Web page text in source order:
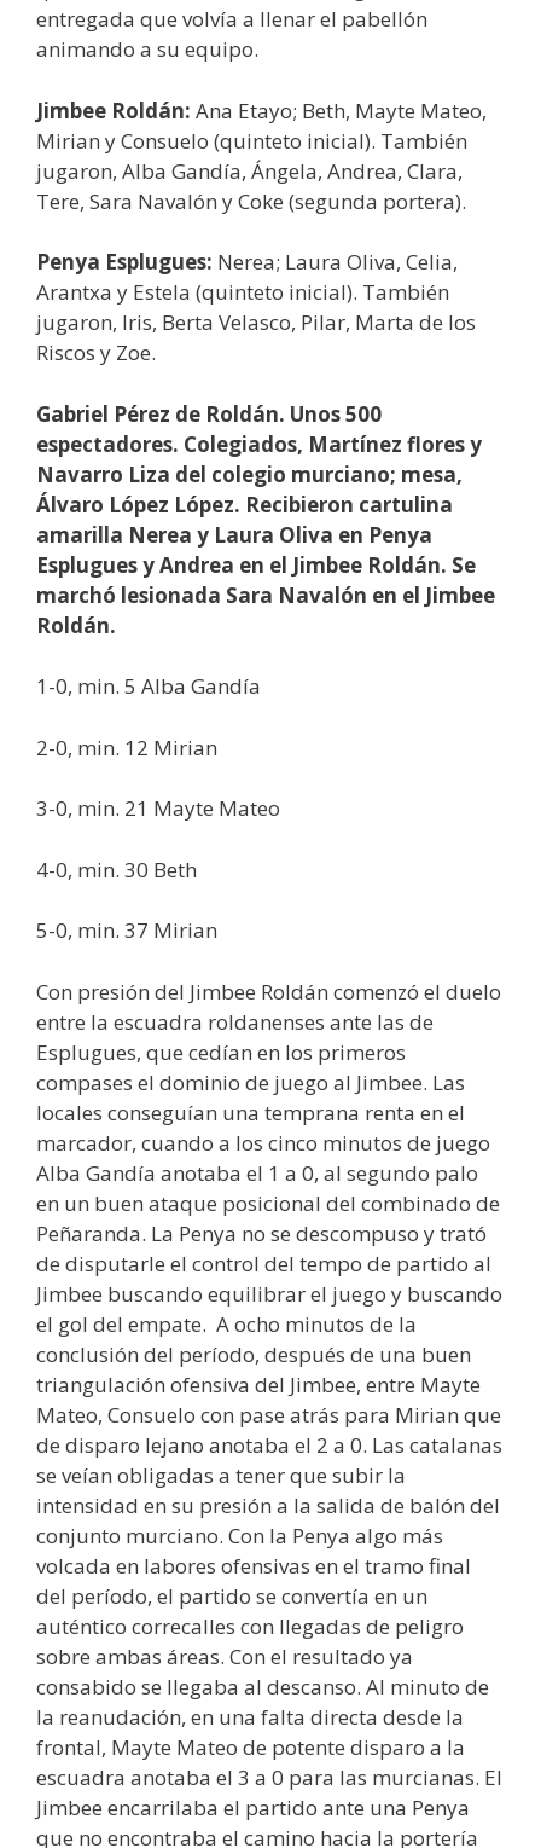
entregada que volvía a llenar el pabellón
animando a su equipo.
Jimbee Roldán: Ana Etayo; Beth, Mayte Mateo,
Mirian y Consuelo (quinteto inicial). También
jugaron, Alba Gandía, Ángela, Andrea, Clara,
Tere, Sara Navalón y Coke (segunda portera).
Penya Esplugues: Nerea; Laura Oliva, Celia,
Arantxa y Estela (quinteto inicial). También
jugaron, Iris, Berta Velasco, Pilar, Marta de los
Riscos y Zoe.
Gabriel Pérez de Roldán. Unos 500
espectadores. Colegiados, Martínez flores y
Navarro Liza del colegio murciano; mesa,
Álvaro López López. Recibieron cartulina
amarilla Nerea y Laura Oliva en Penya
Esplugues y Andrea en el Jimbee Roldán. Se
marchó lesionada Sara Navalón en el Jimbee
Roldán.
1-0, min. 5 Alba Gandía
2-0, min. 12 Mirian
3-0, min. 21 Mayte Mateo
4-0, min. 30 Beth
5-0, min. 37 Mirian
Con presión del Jimbee Roldán comenzó el duelo
entre la escuadra roldanenses ante las de
Esplugues, que cedían en los primeros
compases el dominio de juego al Jimbee. Las
locales conseguían una temprana renta en el
marcador, cuando a los cinco minutos de juego
Alba Gandía anotaba el 1 a 0, al segundo palo
en un buen ataque posicional del combinado de
Peñaranda. La Penya no se descompuso y trató
de disputarle el control del tempo de partido al
Jimbee buscando equilibrar el juego y buscando
el gol del empate. A ocho minutos de la
conclusión del período, después de una buen
triangulación ofensiva del Jimbee, entre Mayte
Mateo, Consuelo con pase atrás para Mirian que
de disparo lejano anotaba el 2 a 0. Las catalanas
se veían obligadas a tener que subir la
intensidad en su presión a la salida de balón del
conjunto murciano. Con la Penya algo más
volcada en labores ofensivas en el tramo final
del período, el partido se convertía en un
auténtico correcalles con llegadas de peligro
sobre ambas áreas. Con el resultado ya
consabido se llegaba al descanso. Al minuto de
la reanudación, en una falta directa desde la
frontal, Mayte Mateo de potente disparo a la
escuadra anotaba el 3 a 0 para las murcianas. El
Jimbee encarrilaba el partido ante una Penya
que no encontraba el camino hacia la portería